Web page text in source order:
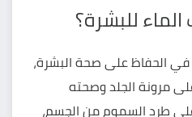
للبشرة؟
في الحفاظ على صحة البشرة،
مرونة الجلد وصحته
طرد السموم من الجسم،